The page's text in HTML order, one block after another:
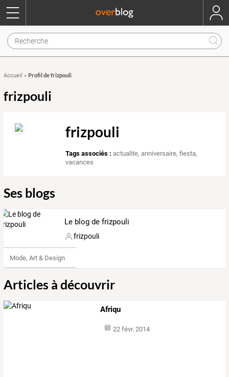
Accueil » Profil de frizpouli
frizpouli
frizpouli
Tags associés : actualite,anniversaire,fiesta,
vacances
Ses blogs
Le blog de frizpouli
frizpouli
Mode, Art & Design
Articles à découvrir
Afriqu
22 févr. 2014